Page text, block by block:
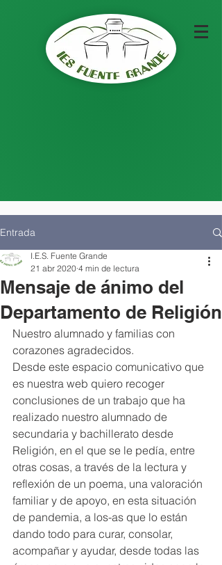
Entrada
Mensaje de ánimo del
Departamento de Religión
I.E.S. Fuente Grande
21 abr 2020 4 min de lectura
Nuestro alumnado y familias con
corazones agradecidos.
Desde este espacio comunicativo que
es nuestra web quiero recoger
conclusiones de un trabajo que ha
realizado nuestro alumnado de
secundaria y bachillerato desde
Religión, en el que se le pedía, entre
otras cosas, a través de la lectura y
reflexión de un poema, una valoración
familiar y de apoyo, en esta situación
de pandemia, a los-as que lo están
dando todo para curar, consolar,
acompañar y ayudar, desde todas las